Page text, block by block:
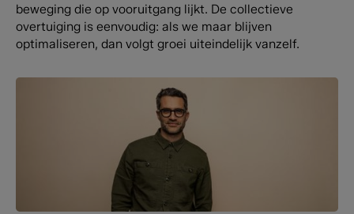
beweging die op vooruitgang lijkt. De collectieve
overtuiging is eenvoudig: als we maar blijven
optimaliseren, dan volgt groei uiteindelijk vanzelf.